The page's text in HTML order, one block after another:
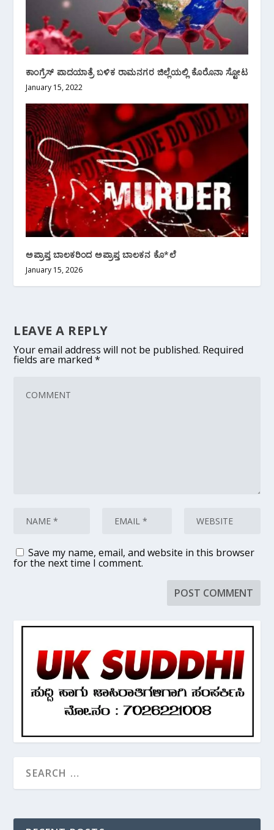
ಕಾಂಗ್ರೆಸ್ ಪಾದಯಾತ್ರೆ ಬಳಿಕ ರಾಮನಗರ ಜಿಲ್ಲೆಯಲ್ಲಿ ಕೊರೊನಾ ಸ್ಟೋಟ
January 15, 2022
ಅಪ್ರಾಪ್ತ ಬಾಲಕರಿಂದ ಅಪ್ರಾಪ್ತ ಬಾಲಕನ ಕೊ*ಲೆ
January 15, 2026
LEAVE A REPLY
Your email address will not be published. Required
fields are marked*
Save my name, email, and website in this browser
for the next time I comment.